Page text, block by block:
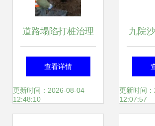
道路塌陷打桩治理
施工技术要点与安
全控制
查看详情
更新时间：2026-08-04
12:48:10
九院
延工
回腾
更新时间
12:07:57